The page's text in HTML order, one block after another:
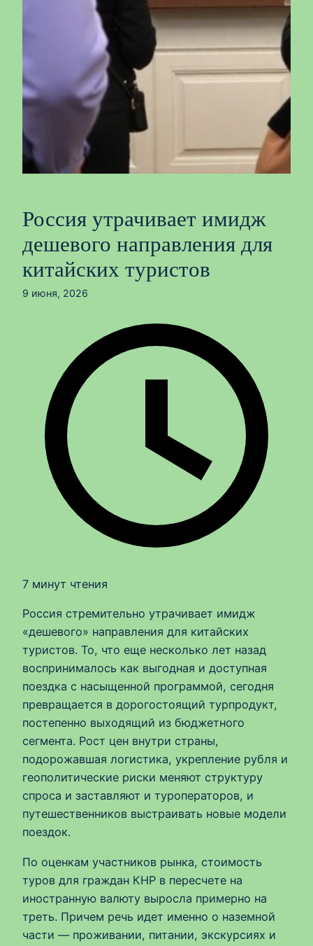
Россия утрачивает имидж
дешевого направления для
китайских туристов
9 июня, 2026
7 минут чтения
Россия стремительно утрачивает имидж
«дешевого» направления для китайских
туристов. То, что еще несколько лет назад
воспринималось как выгодная и доступная
поездка с насыщенной программой, сегодня
превращается в дорогостоящий турпродукт,
постепенно выходящий из бюджетного
сегмента. Рост цен внутри страны,
подорожавшая логистика, укрепление рубля и
геополитические риски меняют структуру
спроса и заставляют и туроператоров, и
путешественников выстраивать новые модели
поездок.
По оценкам участников рынка, стоимость
туров для граждан КНР в пересчете на
иностранную валюту выросла примерно на
треть. Причем речь идет именно о наземной
части — проживании, питании, экскурсиях и